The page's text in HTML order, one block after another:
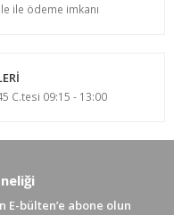
ile ödeme imkanı
C.tesi 09:15 - 13:00
bülten’e abone olun